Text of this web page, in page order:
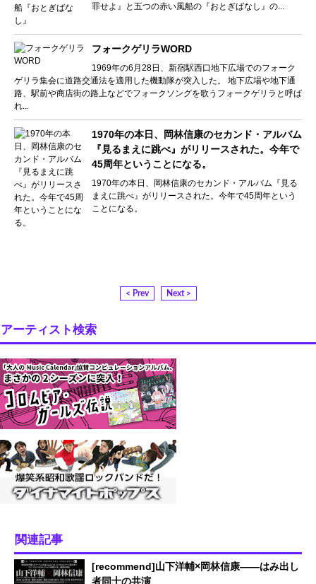
罪せよ』と五つの赤い風船の『おとぎばなし』の...
フォークゲリラWORD
1969年の6月28日、新宿駅西口地下広場でのフォーク
ゲリラ集会に道路交通法を適用した機動隊が突入した。 地下広場や地下通
路、駅前や商店街の路上などでフォークソングを歌うフォークゲリラと呼ば
れ...
1970年の本日、岡林信康のセカンド・アルバム
『見るまえに跳べ』がリリースされた。今年で
45周年ということになる。
1970年の本日、岡林信康のセカンド・アルバム『見る
まえに跳べ』がリリースされた。今年で45周年という
ことになる。
< Prev Next >
アーティスト検索
関連記事
[recommend]山下洋輔×岡林信康――はみ出し
者同士の共演